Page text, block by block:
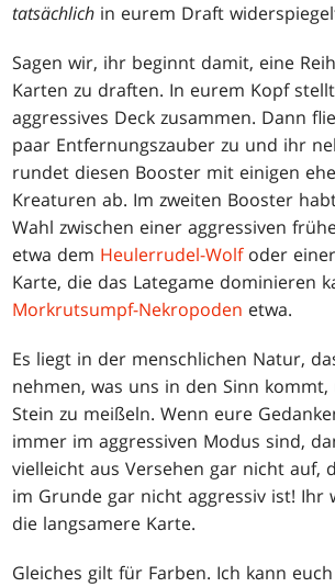
tatsächlich in eurem Draft
Sagen wir, ihr beginnt damit, eine
Karten zu draften. In eurem Kopf
aggressives Deck zusammen. Dann
paar Entfernungszauber zu und ihr
rundet diesen Booster mit einigen
Kreaturen ab. Im zweiten Booster
Wahl zwischen einer aggressiven
etwa dem Heulerrudel-Wolfoder
Karte, die das Lategame dominieren
Morkrutsumpf-Nekropoden etwa.
Es liegt in der menschlichen Natur,
nehmen, was uns in den Sinn
Stein zu meißeln. Wenn eure
immer im aggressiven Modus sind,
vielleicht aus Versehen gar nicht auf,
im Grunde gar nicht aggressiv ist! Ihr
die langsamere Karte.
Gleiches gilt für Farben. Ich kann